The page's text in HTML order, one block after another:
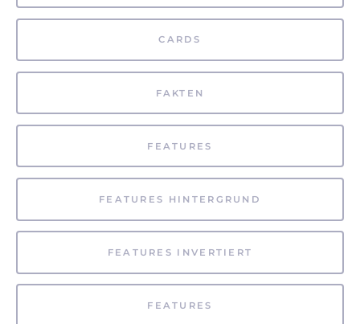
CARDS
FAKTEN
FEATURES
FEATURES HINTERGRUND
FEATURES INVERTIERT
FEATURES